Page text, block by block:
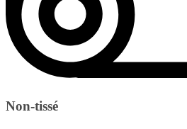
Non-tissé